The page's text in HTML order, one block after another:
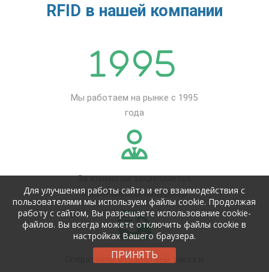
RFID в нашей компании
Мы работаем на рынке с 1995
года
За клиентом закрепляется
персональный менеджер
Оперативно отработаем заказ и
Для улучшения работы сайта и его взаимодействия с
пользователями мы используем файлы cookie. Продолжая
работу с сайтом, Вы разрешаете использование cookie-
файлов. Вы всегда можете отключить файлы cookie в
настройках Вашего браузера.
ПРИНЯТЬ